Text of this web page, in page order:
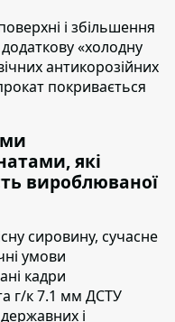
і збільшення
«холодну
антикорозійних
покривається
які
вироблюваної
сировину, сучасне
умови
кадри
г/к 7.1 мм ДСТУ
і